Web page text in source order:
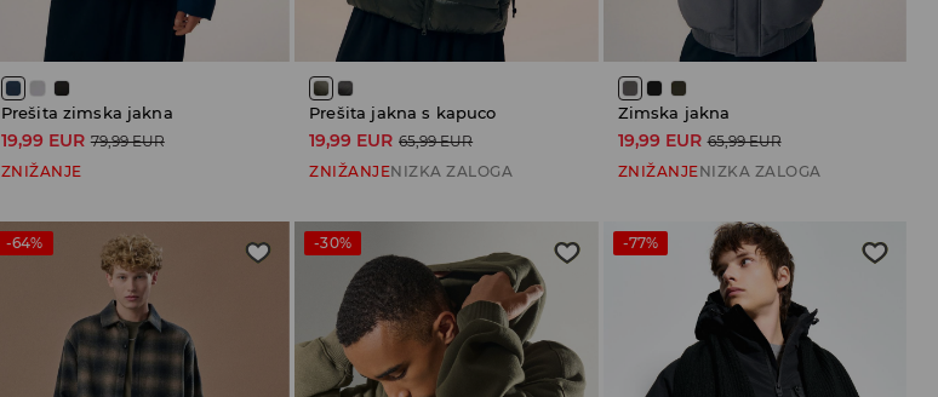
Prešita zimska jakna
19,99 EUR 79,99 EUR
ZNIŽANJE
Prešita jakna s kapuco
19,99 EUR 65,99 EUR
ZNIŽANJENIZKA ZALOGA
Zimska jakna
19,99 EUR 65,99 EUR
ZNIŽANJENIZKA ZALOGA
-64% -30% -77%